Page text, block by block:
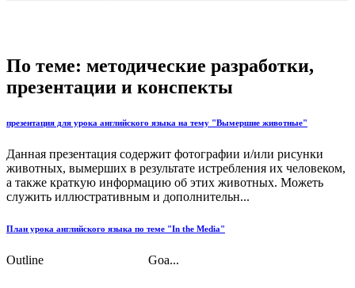
По теме: методические разработки,
презентации и конспекты
презентация для урока английского языка на тему "Вымершие животные"
Данная презентация содержит фотографии и/или рисунки
животных, вымерших в результате истребления их человеком,
а также краткую информацию об этих животных. Можеть
служить иллюстративным и дополнительн...
План урока английского языка по теме "In the Media"
Outline Goa...